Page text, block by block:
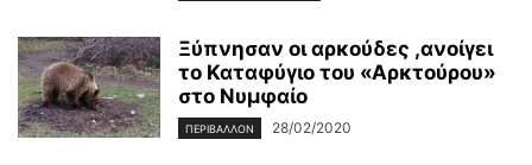
Ξύπνησαν οι αρκούδες ,ανοίγει
το Καταφύγιο του «Αρκτούρου»
στο Νυμφαίο
ΠΕΡΙΒΆΛΛΟΝ 28/02/2020